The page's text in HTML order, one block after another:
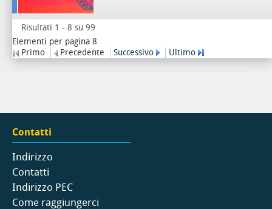
Risultati 1 - 8 su 99
Elementi per pagina 8
Primo
Precedente Successivo Ultimo
Contatti
Indirizzo
Contatti
Indirizzo PEC
Come raggiungerci